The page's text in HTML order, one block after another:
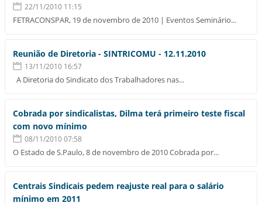
22/11/2010 11:15
FETRACONSPAR, 19 de novembro de 2010 | Eventos Seminário...
Reunião de Diretoria - SINTRICOMU - 12.11.2010
13/11/2010 16:57
A Diretoria do Sindicato dos Trabalhadores nas...
Cobrada por sindicalistas, Dilma terá primeiro teste fiscal
com novo mínimo
08/11/2010 07:58
O Estado de S.Paulo, 8 de novembro de 2010 Cobrada por...
Centrais Sindicais pedem reajuste real para o salário
mínimo em 2011